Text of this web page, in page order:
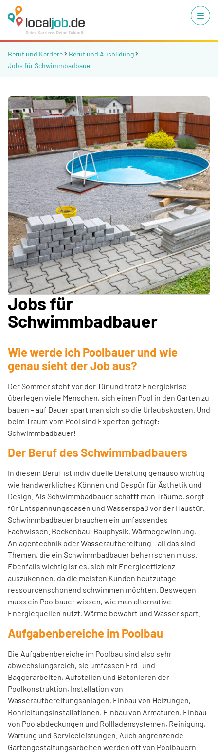
Beruf und Karriere
Beruf und Ausbildung
Jobs für Schwimmbadbauer
Jobs für
Schwimmbadbauer
Wie werde ich Poolbauer und wie
genau sieht der Job aus?
Der Sommer steht vor der Tür und trotz Energiekrise
überlegen viele Menschen, sich einen Pool in den Garten zu
bauen – auf Dauer spart man sich so die Urlaubskosten. Und
beim Traum vom Pool sind Experten gefragt:
Schwimmbadbauer!
Der Beruf des Schwimmbadbauers
In diesem Beruf ist individuelle Beratung genauso wichtig
wie handwerkliches Können und Gespür für Ästhetik und
Design. Als Schwimmbadbauer schafft man Träume, sorgt
für Entspannungsoasen und Wasserspaß vor der Haustür.
Schwimmbadbauer brauchen ein umfassendes
Fachwissen. Beckenbau, Bauphysik, Wärmegewinnung,
Anlagentechnik oder Wasseraufbereitung – all das sind
Themen, die ein Schwimmbadbauer beherrschen muss.
Ebenfalls wichtig ist es, sich mit Energieeffizienz
auszukennen, da die meisten Kunden heutzutage
ressourcenschonend schwimmen möchten. Deswegen
muss ein Poolbauer wissen, wie man alternative
Energiequellen nutzt, Wärme bewahrt und Wasser spart.
Aufgabenbereiche im Poolbau
Die Aufgabenbereiche im Poolbau sind also sehr
abwechslungsreich, sie umfassen Erd- und
Baggerarbeiten, Aufstellen und Betonieren der
Poolkonstruktion, Installation von
Wasseraufbereitungsanlagen, Einbau von Heizungen,
Rohrleitungsinstallationen, Einbau von Armaturen, Einbau
von Poolabdeckungen und Rollladensystemen, Reinigung,
Wartung und Serviceleistungen. Auch angrenzende
Gartengestaltungsarbeiten werden oft von Poolbauern